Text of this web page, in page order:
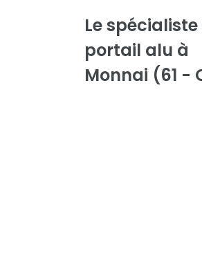
Le
portail alu à
Monnai (61 -